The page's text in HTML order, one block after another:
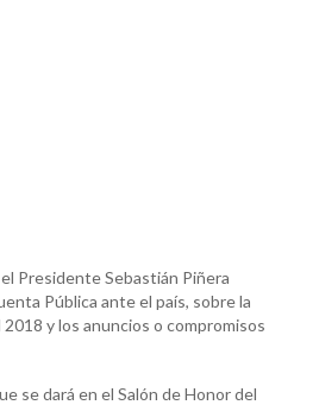
Presidente Sebastián Piñera
Pública ante el país, sobre la
y los anuncios o compromisos
se dará en el Salón de Honor del